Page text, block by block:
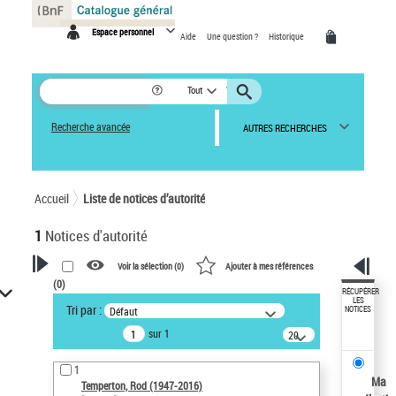
Espace personnel Aide Une question ? Historique
Tout
Recherche avancée AUTRES RECHERCHES
Accueil Liste de notices d’autorité
1 Notices d'autorité
VOTRE RECHERCHE
Recherche avancée dans les
notices d’autorité
Œuvres liées à l'auteur :
Temperton, Rod (1947-2016)
Voir la sélection (0) Ajouter à mes références
(0)
Tri par : Défaut
sur 1
20
résultats/page
1
Temperton, Rod (1947-2016)
RÉCUPÉRER
LES
NOTICES
Ma
Panneau de gestion des cookies